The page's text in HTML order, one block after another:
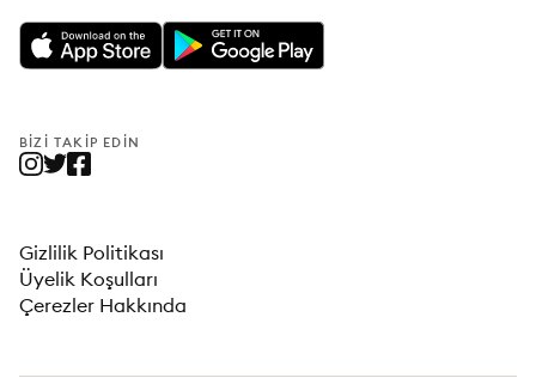
BIZI TAKIP EDIN
Gizlilik Politikası
Üyelik Koşulları
Çerezler Hakkında